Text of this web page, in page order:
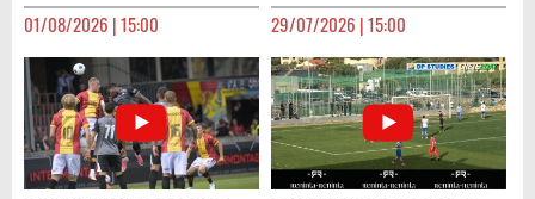
01/08/2026 | 15:00 29/07/2026 | 15:00